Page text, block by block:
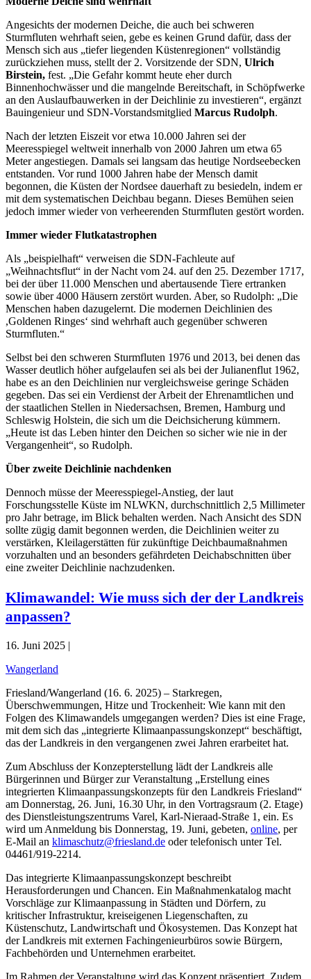
Angesichts der modernen Deiche, die auch bei schweren
Sturmfluten wehrhaft seien, gebe es keinen Grund dafür, dass der
Mensch sich aus „tiefer liegenden Küstenregionen“ vollständig
zurückziehen muss, stellt der 2. Vorsitzende der SDN, Ulrich
Birstein, fest. „Die Gefahr kommt heute eher durch
Binnenhochwässer und die mangelnde Bereitschaft, in Schöpfwerke
an den Auslaufbauwerken in der Deichlinie zu investieren“, ergänzt
Bauingenieur und SDN-Vorstandsmitglied Marcus Rudolph.
Nach der letzten Eiszeit vor etwa 10.000 Jahren sei der
Meeresspiegel weltweit innerhalb von 2000 Jahren um etwa 65
Meter angestiegen. Damals sei langsam das heutige Nordseebecken
entstanden. Vor rund 1000 Jahren habe der Mensch damit
begonnen, die Küsten der Nordsee dauerhaft zu besiedeln, indem er
mit dem systematischen Deichbau begann. Dieses Bemühen seien
jedoch immer wieder von verheerenden Sturmfluten gestört worden.
Immer wieder Flutkatastrophen
Als „beispielhaft“ verweisen die SDN-Fachleute auf
„Weihnachtsflut“ in der Nacht vom 24. auf den 25. Dezember 1717,
bei der über 11.000 Menschen und abertausende Tiere ertranken
sowie über 4000 Häusern zerstört wurden. Aber, so Rudolph: „Die
Menschen haben dazugelernt. Die modernen Deichlinien des
,Goldenen Ringes‘ sind wehrhaft auch gegenüber schweren
Sturmfluten.“
Selbst bei den schweren Sturmfluten 1976 und 2013, bei denen das
Wasser deutlich höher aufgelaufen sei als bei der Julianenflut 1962,
habe es an den Deichlinien nur vergleichsweise geringe Schäden
gegeben. Das sei ein Verdienst der Arbeit der Ehrenamtlichen und
der staatlichen Stellen in Niedersachsen, Bremen, Hamburg und
Schleswig Holstein, die sich um die Deichsicherung kümmern.
„Heute ist das Leben hinter den Deichen so sicher wie nie in der
Vergangenheit“, so Rudolph.
Über zweite Deichlinie nachdenken
Dennoch müsse der Meeresspiegel-Anstieg, der laut
Forschungsstelle Küste im NLWKN, durchschnittlich 2,5 Millimeter
pro Jahr betrage, im Blick behalten werden. Nach Ansicht des SDN
sollte zügig damit begonnen werden, die Deichlinien weiter zu
verstärken, Kleilagerstätten für zukünftige Deichbaumaßnahmen
vorzuhalten und an besonders gefährdeten Deichabschnitten über
eine zweiter Deichlinie nachzudenken.
Klimawandel: Wie muss sich der der Landkreis
anpassen?
16. Juni 2025 |
Wangerland
Friesland/Wangerland (16. 6. 2025) – Starkregen,
Überschwemmungen, Hitze und Trockenheit: Wie kann mit den
Folgen des Klimawandels umgegangen werden? Dies ist eine Frage,
mit dem sich das „integrierte Klimaanpassungskonzept“ beschäftigt,
das der Landkreis in den vergangenen zwei Jahren erarbeitet hat.
Zum Abschluss der Konzepterstellung lädt der Landkreis alle
Bürgerinnen und Bürger zur Veranstaltung „Erstellung eines
integrierten Klimaanpassungskonzepts für den Landkreis Friesland“
am Donnerstag, 26. Juni, 16.30 Uhr, in den Vortragsraum (2. Etage)
des Dienstleistungszentrums Varel, Karl-Nieraad-Straße 1, ein. Es
wird um Anmeldung bis Donnerstag, 19. Juni, gebeten, online, per
E-Mail an klimaschutz@friesland.de oder telefonisch unter Tel.
04461/919-2214.
Das integrierte Klimaanpassungskonzept beschreibt
Herausforderungen und Chancen. Ein Maßnahmenkatalog macht
Vorschläge zur Klimaanpassung in Städten und Dörfern, zu
kritischer Infrastruktur, kreiseigenen Liegenschaften, zu
Küstenschutz, Landwirtschaft und Ökosystemen. Das Konzept hat
der Landkreis mit externen Fachingenieurbüros sowie Bürgern,
Fachbehörden und Unternehmen erarbeitet.
Im Rahmen der Veranstaltung wird das Konzept präsentiert. Zudem